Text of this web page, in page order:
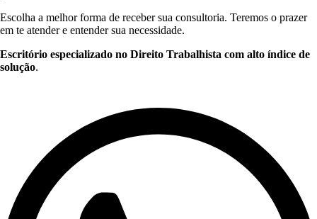
Escolha a melhor forma de receber sua consultoria. Teremos o prazer
em te atender e entender sua necessidade.
Escritório especializado no Direito Trabalhista com alto índice de
solução.